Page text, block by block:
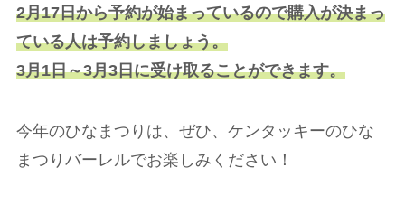
2月17日から予約が始まっているので購入が決まっ
ている人は予約しましょう。
3月1日～3月3日に受け取ることができます。
今年のひなまつりは、ぜひ、ケンタッキーのひな
まつりバーレルでお楽しみください！